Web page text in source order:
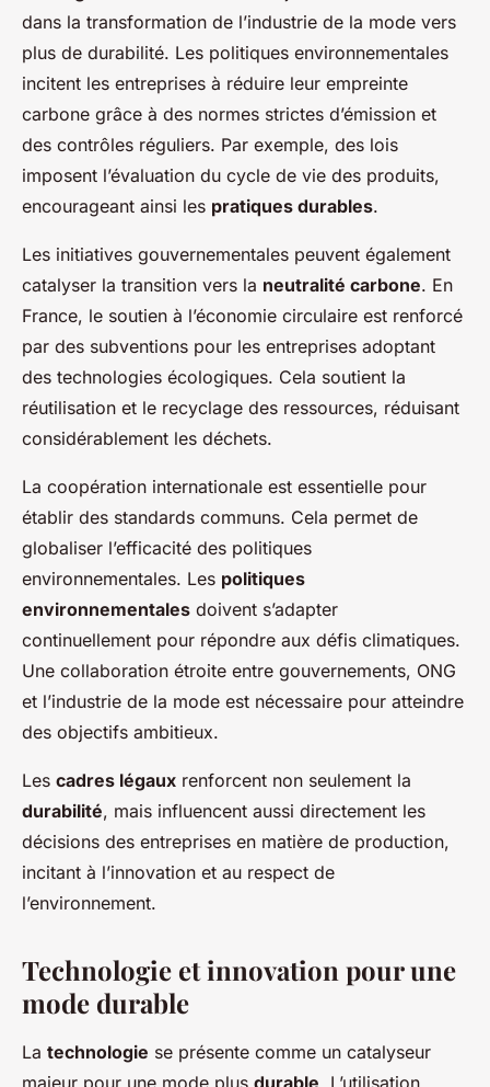
dans la transformation de l’industrie de la mode vers
plus de durabilité. Les politiques environnementales
incitent les entreprises à réduire leur empreinte
carbone grâce à des normes strictes d’émission et
des contrôles réguliers. Par exemple, des lois
imposent l’évaluation du cycle de vie des produits,
encourageant ainsi les pratiques durables.
Les initiatives gouvernementales peuvent également
catalyser la transition vers la neutralité carbone. En
France, le soutien à l’économie circulaire est renforcé
par des subventions pour les entreprises adoptant
des technologies écologiques. Cela soutient la
réutilisation et le recyclage des ressources, réduisant
considérablement les déchets.
La coopération internationale est essentielle pour
établir des standards communs. Cela permet de
globaliser l’efficacité des politiques
environnementales. Les politiques
environnementales doivent s’adapter
continuellement pour répondre aux défis climatiques.
Une collaboration étroite entre gouvernements, ONG
et l’industrie de la mode est nécessaire pour atteindre
des objectifs ambitieux.
Les cadres légaux renforcent non seulement la
durabilité, mais influencent aussi directement les
décisions des entreprises en matière de production,
incitant à l’innovation et au respect de
l’environnement.
Technologie et innovation pour une
mode durable
La technologie se présente comme un catalyseur
majeur pour une mode plus durable . L’utilisation